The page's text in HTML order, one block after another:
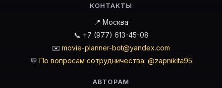
КОНТАКТЫ
📍 Москва
📞 +7 (977) 613-45-08
✉️ movie-planner-bot@yandex.com
💬 По вопросам сотрудничества: @zapnikita95
АВТОРАМ